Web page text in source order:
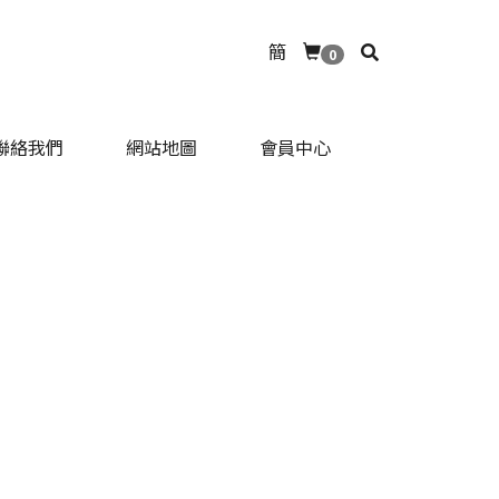
簡 0
絡我們 網站地圖 會員中心